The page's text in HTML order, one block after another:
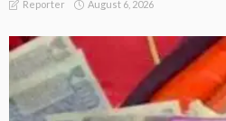
Reporter August 6, 2026